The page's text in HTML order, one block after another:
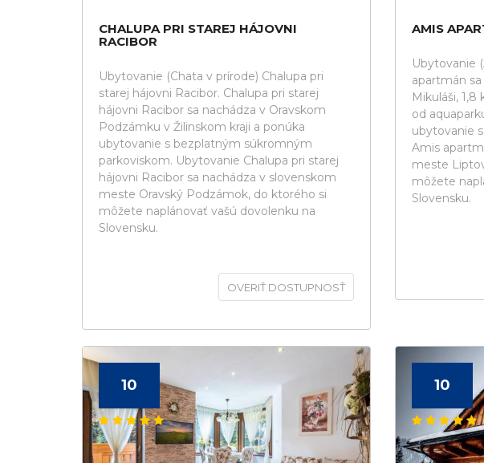
CHALUPA PRI STAREJ HÁJOVNI
RACIBOR
Ubytovanie (Chata v prírode) Chalupa pri
starej hájovni Racibor. Chalupa pri starej
hájovni Racibor sa nachádza v Oravskom
Podzámku v Žilinskom kraji a ponúka
ubytovanie s bezplatným súkromným
parkoviskom. Ubytovanie Chalupa pri starej
hájovni Racibor sa nachádza v slovenskom
meste Oravský Podzámok, do ktorého si
môžete naplánovať vašú dovolenku na
Slovensku.
OVERIŤ DOSTUPNOSŤ
AMIS
Ubytovanie
apartmán
Mikuláši,
od
ubytovanie
Amis
meste
môžete
Slovensku.
10 10